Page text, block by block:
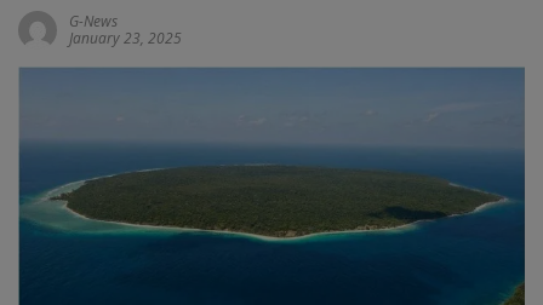
G-News
January 23, 2025